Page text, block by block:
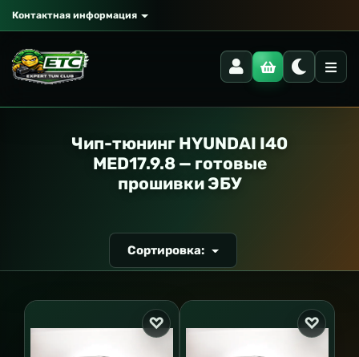
Контактная информация
Чип-тюнинг HYUNDAI I40
MED17.9.8 — готовые
прошивки ЭБУ
Сортировка: